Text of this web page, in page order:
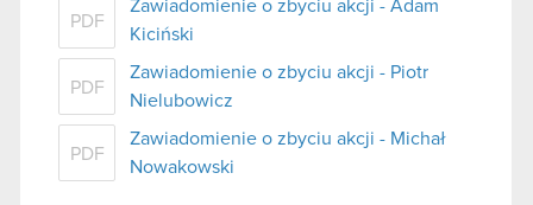
PDF
Zawiadomienie o zbyciu akcji - Adam
Kiciński
PDF
Zawiadomienie o zbyciu akcji - Piotr
Nielubowicz
PDF
Zawiadomienie o zbyciu akcji - Michał
Nowakowski